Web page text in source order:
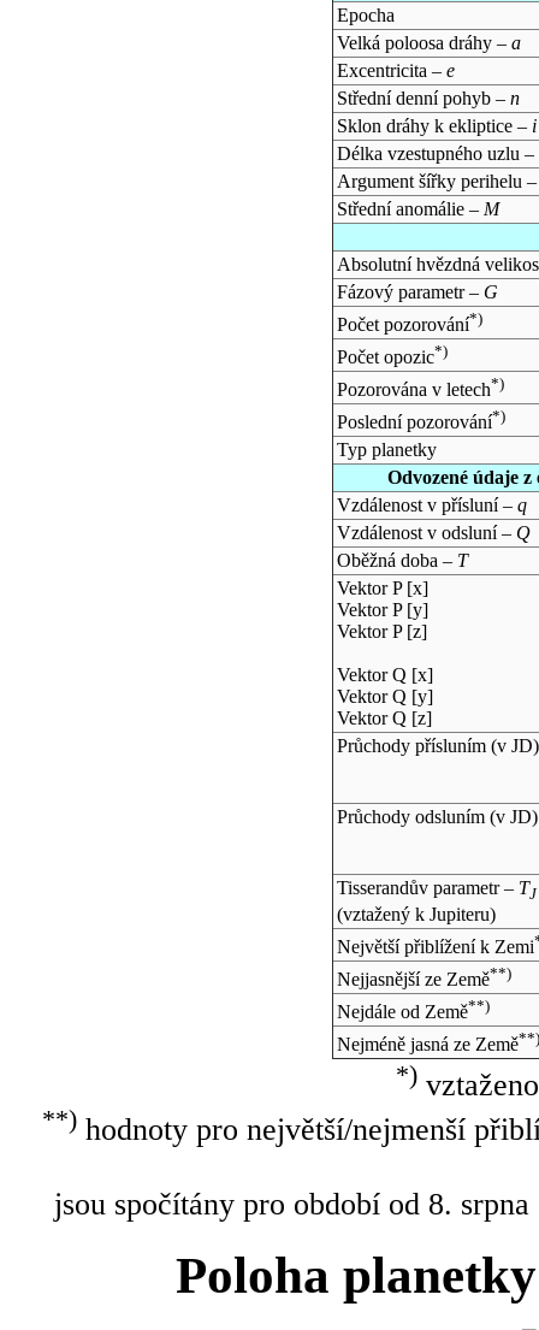
Epocha
Velká poloosa dráhy – a
Excentricita – e
Střední denní pohyb – n
Sklon dráhy k ekliptice – i
Délka vzestupného uzlu –
Argument šířky perihelu
Střední anomálie – M
Absolutní hvězdná
Fázový parametr – G
Počet pozorování*)
Počet opozic*)
Pozorována v letech*)
Poslední pozorování*)
Typ planetky
Odvozené údaje
Vzdálenost v přísluní – q
Vzdálenost v odsluní – Q
Oběžná doba – T
Vektor P [x]
Vektor P [y]
Vektor P [z]
Vektor Q [x]
Vektor Q [y]
Vektor Q [z]
Průchody přísluním (v JD)
Průchody odsluním (v JD)
Tisserandův parametr – TJ
(vztažený k Jupiteru)
Největší přiblížení k Zemi
Nejjasnější ze Země**)
Nejdále od Země**)
Nejméně jasná ze Země**)
*)
**)hodnoty pro největší/nejmenší
jsou spočítány pro období od 8.
Poloha